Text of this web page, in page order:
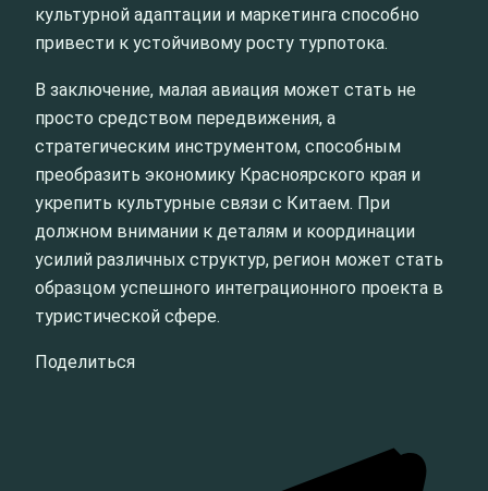
культурной адаптации и маркетинга способно
привести к устойчивому росту турпотока.
В заключение, малая авиация может стать не
просто средством передвижения, а
стратегическим инструментом, способным
преобразить экономику Красноярского края и
укрепить культурные связи с Китаем. При
должном внимании к деталям и координации
усилий различных структур, регион может стать
образцом успешного интеграционного проекта в
туристической сфере.
Поделиться